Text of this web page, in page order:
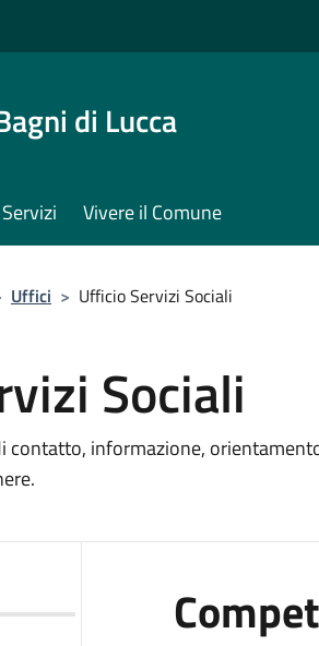
di Lucca
Servizi Vivere il Comune
Uffici > Ufficio Servizi Sociali
Sociali
contatto, informazione,